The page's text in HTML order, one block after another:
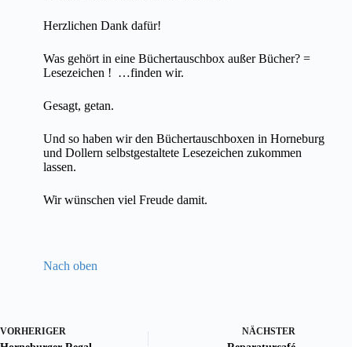
Herzlichen Dank dafür!
Was gehört in eine Büchertauschbox außer Bücher? =
Lesezeichen ! …finden wir.
Gesagt, getan.
Und so haben wir den Büchertauschboxen in Horneburg
und Dollern selbstgestaltete Lesezeichen zukommen
lassen.
Wir wünschen viel Freude damit.
Nach oben
VORHERIGER NÄCHSTER